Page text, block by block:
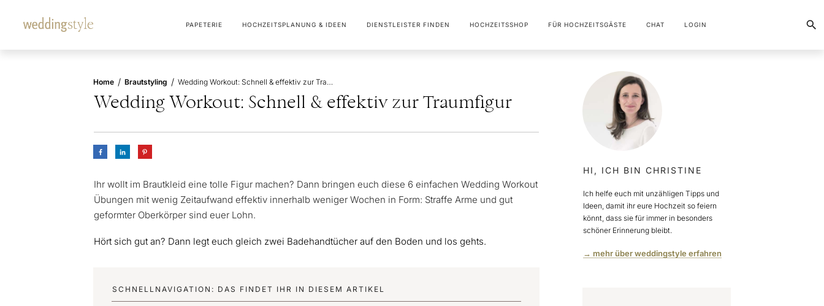
PAPETERIE HOCHZEITSPLANUNG & IDEEN DIENSTLEISTER FINDEN HOCHZEITSSHOP FÜR HOCHZEITSGÄSTE CHAT LOGIN
Home / Brautstyling / Wedding Workout: Schnell & effektiv zur Traumfigur
Wedding Workout: Schnell & effektiv zur Traumfigur
Ihr wollt im Brautkleid eine tolle Figur machen? Dann bringen euch diese 6 einfachen Wedding Workout
Übungen mit wenig Zeitaufwand effektiv innerhalb weniger Wochen in Form: Straffe Arme und gut
geformter Oberkörper sind euer Lohn.
Hört sich gut an? Dann legt euch gleich zwei Badehandtücher auf den Boden und los gehts.
SCHNELLNAVIGATION: DAS FINDET IHR IN DIESEM ARTIKEL
HI, ICH BIN CHRISTINE
Ich helfe euch mit unzähligen Tipps und
Ideen, damit ihr eure Hochzeit so feiern
könnt, dass sie für immer in besonders
schöner Erinnerung bleibt.
→ mehr über weddingstyle erfahren